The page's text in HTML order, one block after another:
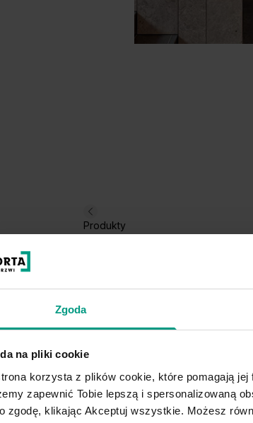
Zgoda
na pliki cookie
korzysta z plików cookie, które pomagają
zapewnić Tobie lepszą i spersonalizowaną
zgodę, klikając Akceptuj wszystkie. Możesz
Produkty